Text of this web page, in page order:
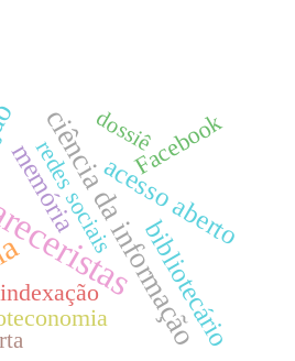
ciência da informação
acesso aberto
bibliotecário
memória Facebook
redes sociais
indexação
dossiê